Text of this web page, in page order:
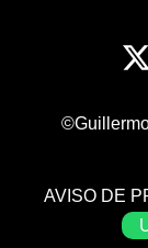
AVISO DE